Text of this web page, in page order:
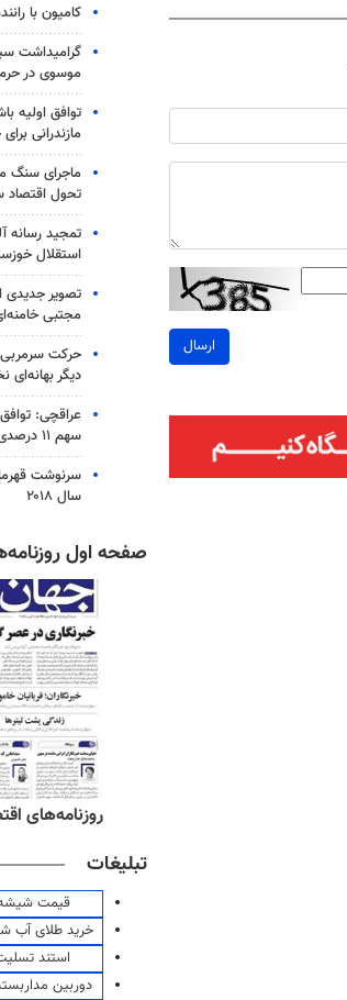
ارسال
کامیون با راننده ۸ ساله در اصفهان
گرامیداشت
موسوی در حرم
توافق اولیه
مازندرانی
ماجرای سنگ
تحول اقتصاد
تمجید رسانه
استقلال
تصویر جدیدی
مجتبی
حرکت سرمربی
دیگر
عراقچی:
سهم ۱۱ درصدی ایران از خزر
سرنوشت
سال ۲۰۱۸
صفحه اول
روزنامه‌های اقتصادی
تبلیغات
قیمت
خرید طلای آب
استند
دوربین